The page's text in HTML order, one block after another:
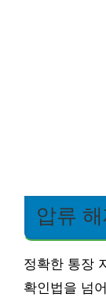
압류
정확한 통장
확인법을 넘